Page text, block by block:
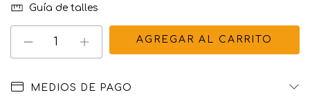
Guía de talles
MEDIOS DE PAGO